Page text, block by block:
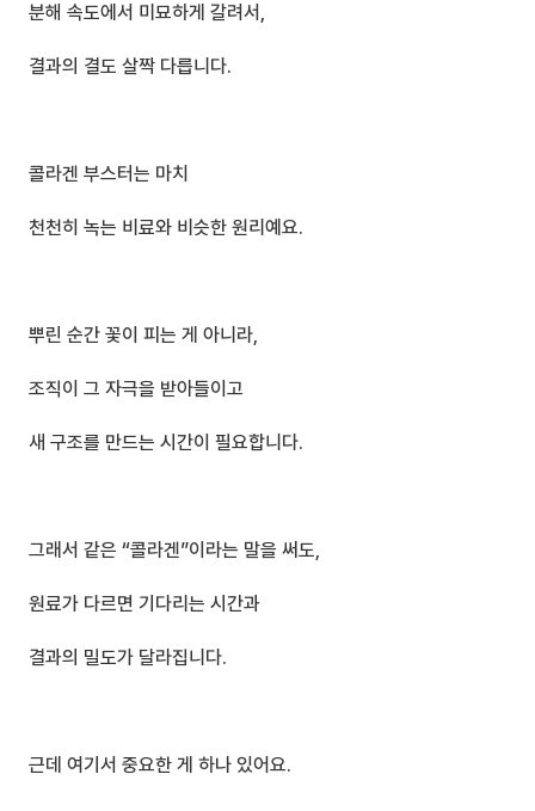
분해 속도에서 미묘하게 갈려서,
결과의 결도 살짝 다릅니다.
콜라겐 부스터는 마치
천천히 녹는 비료와 비슷한 원리예요.
뿌린 순간 꽃이 피는 게 아니라,
조직이 그 자극을 받아들이고
새 구조를 만드는 시간이 필요합니다.
그래서 같은 “콜라겐”이라는 말을 써도,
원료가 다르면 기다리는 시간과
결과의 밀도가 달라집니다.
근데 여기서 중요한 게 하나 있어요.